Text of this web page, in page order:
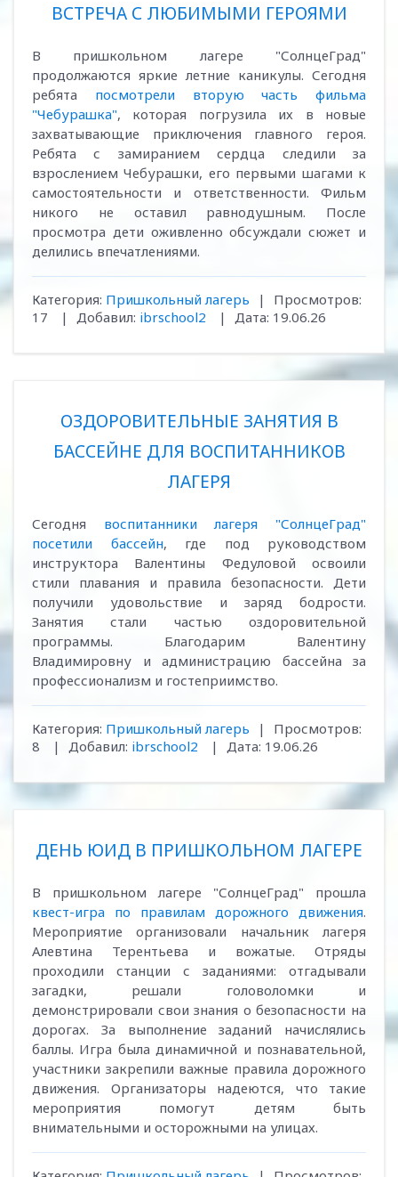
ВСТРЕЧА С ЛЮБИМЫМИ ГЕРОЯМИ
В пришкольном лагере "СолнцеГрад"
продолжаются яркие летние каникулы. Сегодня
ребята посмотрели вторую часть фильма
"Чебурашка", которая погрузила их в новые
захватывающие приключения главного героя.
Ребята с замиранием сердца следили за
взрослением Чебурашки, его первыми шагами к
самостоятельности и ответственности. Фильм
никого не оставил равнодушным. После
просмотра дети оживленно обсуждали сюжет и
делились впечатлениями.
Категория: Пришкольный лагерь |
Просмотров:
17
| Добавил: ibrschool2 | Дата: 19.06.26
ОЗДОРОВИТЕЛЬНЫЕ ЗАНЯТИЯ В
БАССЕЙНЕ ДЛЯ ВОСПИТАННИКОВ
ЛАГЕРЯ
Сегодня воспитанники лагеря "СолнцеГрад"
посетили бассейн, где под руководством
инструктора Валентины Федуловой освоили
стили плавания и правила безопасности. Дети
получили удовольствие и заряд бодрости.
Занятия стали частью оздоровительной
программы. Благодарим Валентину
Владимировну и администрацию бассейна за
профессионализм и гостеприимство.
Категория: Пришкольный лагерь |
Просмотров:
8
| Добавил: ibrschool2 | Дата: 19.06.26
ДЕНЬ ЮИД В ПРИШКОЛЬНОМ ЛАГЕРЕ
В пришкольном лагере "СолнцеГрад" прошла
квест-игра по правилам дорожного движения.
Мероприятие организовали начальник лагеря
Алевтина Терентьева и вожатые. Отряды
проходили станции с заданиями: отгадывали
загадки, решали головоломки и
демонстрировали свои знания о безопасности на
дорогах. За выполнение заданий начислялись
баллы. Игра была динамичной и познавательной,
участники закрепили важные правила дорожного
движения. Организаторы надеются, что такие
мероприятия помогут детям быть
внимательными и осторожными на улицах.